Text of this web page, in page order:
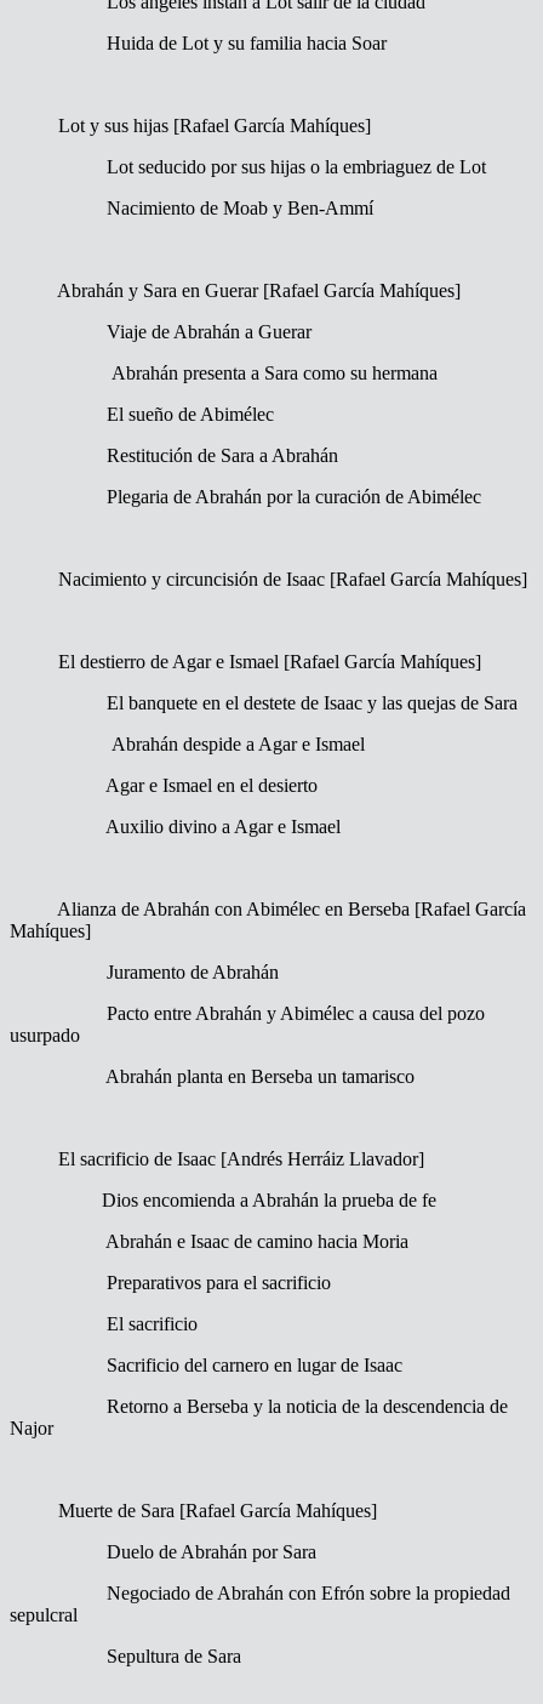
Huida de Lot y su familia hacia Soar
Lot y sus hijas [Rafael García Mahíques]
Lot seducido por sus hijas o la embriaguez de Lot
Nacimiento de Moab y Ben-Ammí
Abrahán y Sara en Guerar [Rafael García Mahíques]
Viaje de Abrahán a Guerar
Abrahán presenta a Sara como su hermana
El sueño de Abimélec
Restitución de Sara a Abrahán
Plegaria de Abrahán por la curación de Abimélec
Nacimiento y circuncisión de Isaac [Rafael García Mahíques]
El destierro de Agar e Ismael [Rafael García Mahíques]
El banquete en el destete de Isaac y las quejas de Sara
Abrahán despide a Agar e Ismael
Agar e Ismael en el desierto
Auxilio divino a Agar e Ismael
Alianza de Abrahán con Abimélec en Berseba [Rafael García
Mahíques]
Juramento de Abrahán
Pacto entre Abrahán y Abimélec a causa del pozo
usurpado
Abrahán planta en Berseba un tamarisco
El sacrificio de Isaac [Andrés Herráiz Llavador]
Dios encomienda a Abrahán la prueba de fe
Abrahán e Isaac de camino hacia Moria
Preparativos para el sacrificio
El sacrificio
Sacrificio del carnero en lugar de Isaac
Retorno a Berseba y la noticia de la descendencia de
Najor
Muerte de Sara [Rafael García Mahíques]
Duelo de Abrahán por Sara
Negociado de Abrahán con Efrón sobre la propiedad
sepulcral
Sepultura de Sara